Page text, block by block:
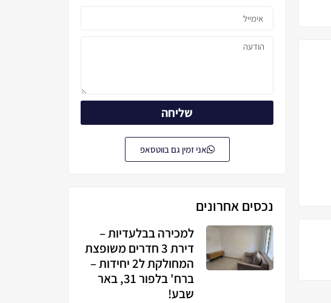
שליחה
אני זמין גם בווטסאפ
נכסים אחרונים
למכירה בבלעדיות –
דירת 3 חדרים משופצת
המחולקת ל2 יחידות –
ברח' בלפור 31, באר
שבע!